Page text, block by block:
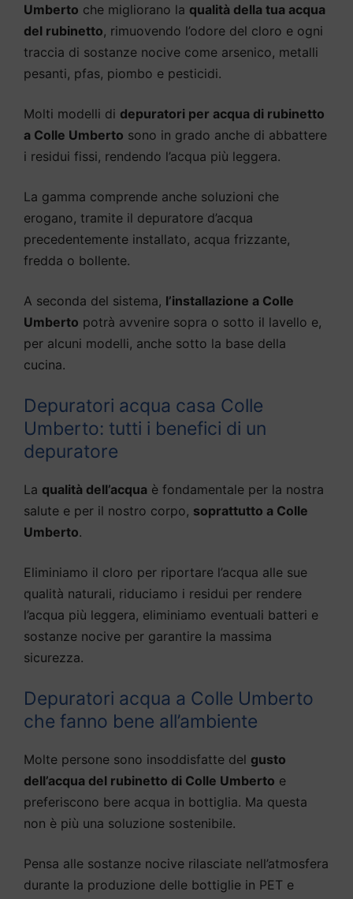
Umberto che migliorano la qualità della tua acqua
del rubinetto, rimuovendo l’odore del cloro e ogni
traccia di sostanze nocive come arsenico, metalli
pesanti, pfas, piombo e pesticidi.
Molti modelli di depuratori per acqua di rubinetto
a Colle Umberto sono in grado anche di abbattere
i residui fissi, rendendo l’acqua più leggera.
La gamma comprende anche soluzioni che
erogano, tramite il depuratore d’acqua
precedentemente installato, acqua frizzante,
fredda o bollente.
A seconda del sistema, l’installazione a Colle
Umberto potrà avvenire sopra o sotto il lavello e,
per alcuni modelli, anche sotto la base della
cucina.
Depuratori acqua casa Colle
Umberto: tutti i benefici di un
depuratore
La qualità dell’acqua è fondamentale per la nostra
salute e per il nostro corpo, soprattutto a Colle
Umberto.
Eliminiamo il cloro per riportare l’acqua alle sue
qualità naturali, riduciamo i residui per rendere
l’acqua più leggera, eliminiamo eventuali batteri e
sostanze nocive per garantire la massima
sicurezza.
Depuratori acqua a Colle Umberto
che fanno bene all’ambiente
Molte persone sono insoddisfatte del gusto
dell’acqua del rubinetto di Colle Umberto e
preferiscono bere acqua in bottiglia. Ma questa
non è più una soluzione sostenibile.
Pensa alle sostanze nocive rilasciate nell’atmosfera
durante la produzione delle bottiglie in PET e